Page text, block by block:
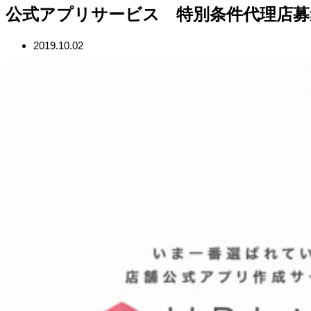
公式アプリサービス 特別条件代理店
2019.10.02